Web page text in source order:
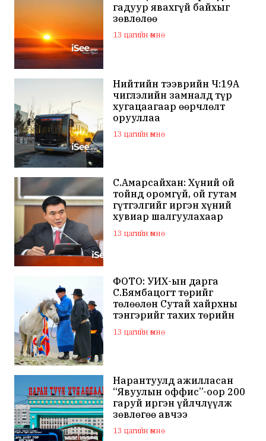
гадуур явахгүй байхыг
зөвлөлөө
13 цагийн өмнө
Нийтийн тээврийн Ч:19А
чиглэлийн замналд түр
хугацаагаар өөрчлөлт
орууллаа
13 цагийн өмнө
С.Амарсайхан: Хүний ой
тойнд оромгүй, ой гутам
гүтгэлгийг иргэн хүний
хувиар шалгуулахаар
хуулийн байгууллагад
хандсан
13 цагийн өмнө
ФОТО: УИХ-ын дарга
С.Бямбацогт төрийг
төлөөлөн Сутай хайрхны
тэнгэрийг тахих төрийн
тахилгад оролцлоо
13 цагийн өмнө
Нарантуулд ажилласан
“Явуулын оффис”-оор 200
гаруй иргэн үйлчлүүлж
зөвлөгөө авчээ
13 цагийн өмнө